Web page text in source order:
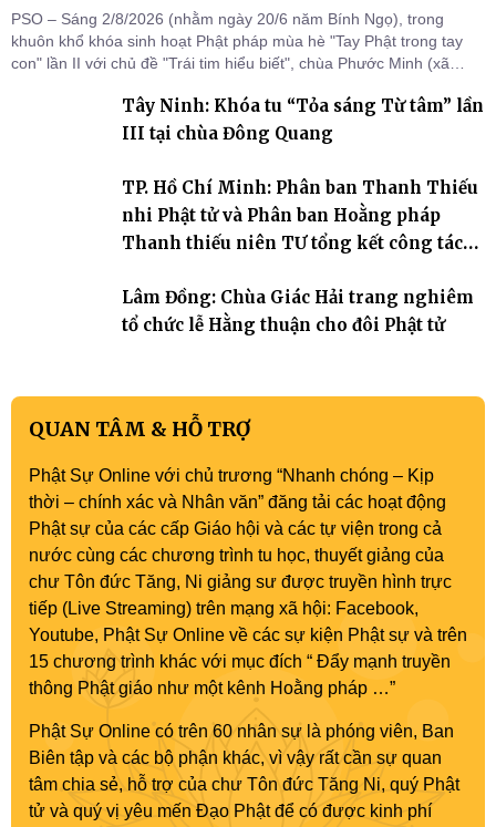
PSO – Sáng 2/8/2026 (nhằm ngày 20/6 năm Bính Ngọ), trong
khuôn khổ khóa sinh hoạt Phật pháp mùa hè "Tay Phật trong tay
con" lần II với chủ đề "Trái tim hiểu biết", chùa Phước Minh (xã
cho hơn 60 tu sinh.Tây Ninh: Khóa tu “Tỏa sáng Từ tâm” lần
III tại chùa Đông Quang
TP. Hồ Chí Minh: Phân ban Thanh Thiếu
nhi Phật tử và Phân ban Hoằng pháp
Thanh thiếu niên TƯ tổng kết công tác
Lâm Đồng: Chùa Giác Hải trang nghiêm
tổ chức lễ Hằng thuận cho đôi Phật tử
QUAN TÂM & HỖ TRỢ
Phật Sự Online với chủ trương “Nhanh chóng – Kịp
thời – chính xác và Nhân văn” đăng tải các hoạt động
Phật sự của các cấp Giáo hội và các tự viện trong cả
nước cùng các chương trình tu học, thuyết giảng của
chư Tôn đức Tăng, Ni giảng sư được truyền hình trực
tiếp (Live Streaming) trên mạng xã hội: Facebook,
Youtube, Phật Sự Online về các sự kiện Phật sự và trên
15 chương trình khác với mục đích “ Đẩy mạnh truyền
thông Phật giáo như một kênh Hoằng pháp …”
Phật Sự Online có trên 60 nhân sự là phóng viên, Ban
Biên tập và các bộ phận khác, vì vậy rất cần sự quan
tâm chia sẻ, hỗ trợ của chư Tôn đức Tăng Ni, quý Phật
tử và quý vị yêu mến Đạo Phật để có được kinh phí